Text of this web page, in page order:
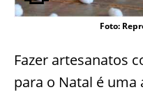
Foto:
Fazer artesanatos
para o Natal é uma